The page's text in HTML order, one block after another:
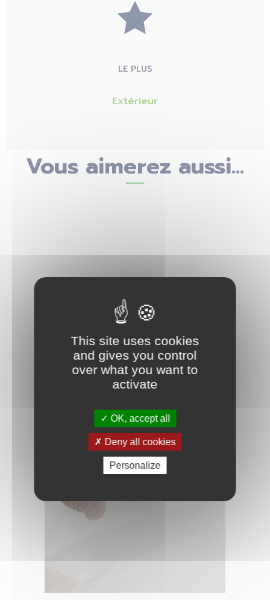
LE PLUS
Extérieur
Vous aimerez aussi...
This site uses cookies
and gives you control
over what you want to
activate
OK, accept all
Deny all cookies
Personalize